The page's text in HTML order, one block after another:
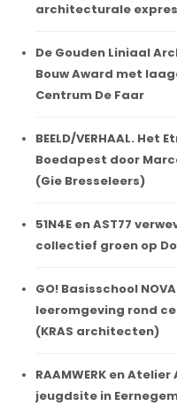
architecturale
De Gouden Liniaal
Bouw Award met
Centrum De Faar
BEELD/VERHAAL.
Boedapest door
(Gie Bresseleers)
51N4E en AST77
collectief groen op
GO! Basisschool
leeromgeving rond
(KRAS architecten)
RAAMWERK en
jeugdsite in